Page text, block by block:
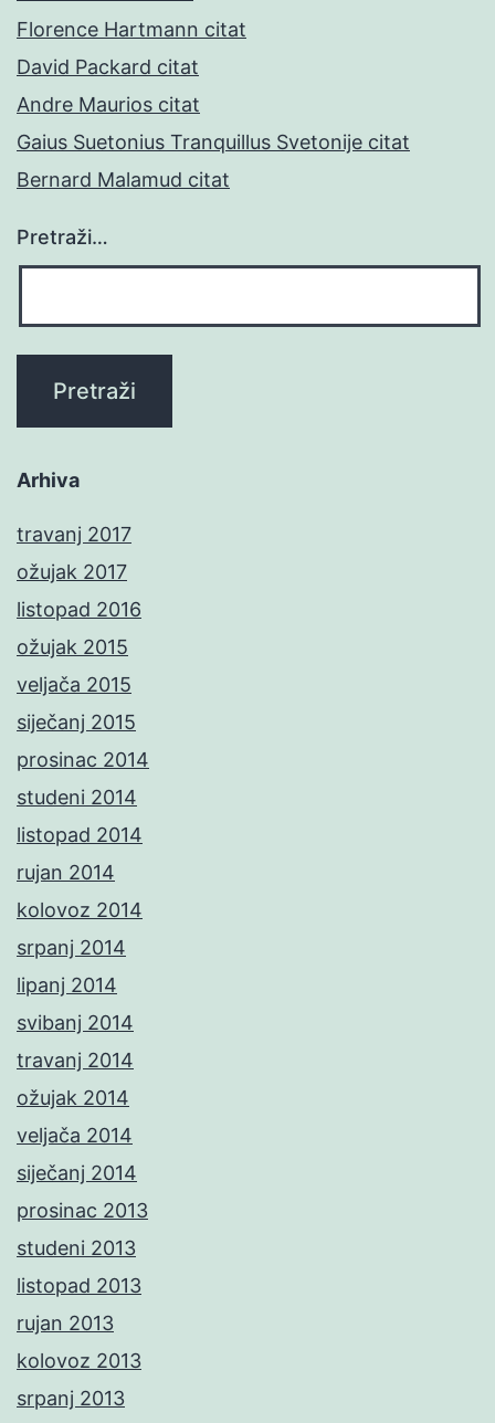
Florence Hartmann citat
David Packard citat
Andre Maurios citat
Gaius Suetonius Tranquillus Svetonije citat
Bernard Malamud citat
Pretraži…
Arhiva
travanj 2017
ožujak 2017
listopad 2016
ožujak 2015
veljača 2015
siječanj 2015
prosinac 2014
studeni 2014
listopad 2014
rujan 2014
kolovoz 2014
srpanj 2014
lipanj 2014
svibanj 2014
travanj 2014
ožujak 2014
veljača 2014
siječanj 2014
prosinac 2013
studeni 2013
listopad 2013
rujan 2013
kolovoz 2013
srpanj 2013